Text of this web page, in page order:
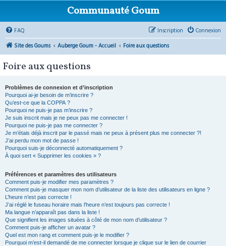
Communauté Goum
FAQ Connexion
Inscription
Site des Goums
Auberge Goum - Accueil Foire aux questions
Foire aux questions
Problèmes de connexion et d’inscription
Pourquoi ai-je besoin de m’inscrire ?
Qu’est-ce que la COPPA ?
Pourquoi ne puis-je pas m’inscrire ?
Je suis inscrit mais je ne peux pas me connecter !
Pourquoi ne puis-je pas me connecter ?
Je m’étais déjà inscrit par le passé mais ne peux à présent plus me connecter ?!
J’ai perdu mon mot de passe !
Pourquoi suis-je déconnecté automatiquement ?
À quoi sert « Supprimer les cookies » ?
Préférences et paramètres des utilisateurs
Comment puis-je modifier mes paramètres ?
Comment puis-je masquer mon nom d’utilisateur de la liste des utilisateurs en ligne ?
L’heure n’est pas correcte !
J’ai réglé le fuseau horaire mais l’heure n’est toujours pas correcte !
Ma langue n’apparaît pas dans la liste !
Que signifient les images situées à côté de mon nom d’utilisateur ?
Comment puis-je afficher un avatar ?
Quel est mon rang et comment puis-je le modifier ?
Pourquoi m’est-il demandé de me connecter lorsque je clique sur le lien de courrier